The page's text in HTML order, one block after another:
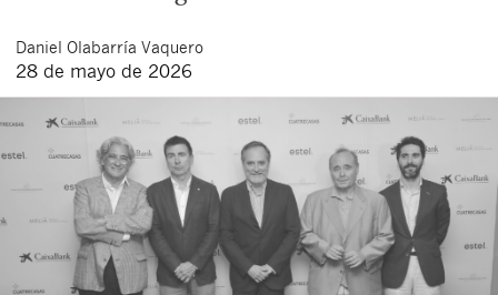
Daniel Olabarría Vaquero
28 de mayo de 2026